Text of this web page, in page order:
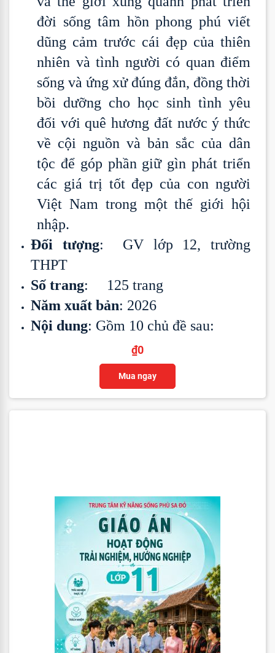
đời sống tâm hồn phong phú viết
dũng cảm trước cái đẹp của thiên
nhiên và tình người có quan điểm
sống và ứng xử đúng đắn, đồng thời
bồi dưỡng cho học sinh tình yêu
đối với quê hương đất nước ý thức
về cội nguồn và bản sắc của dân
tộc để góp phần giữ gìn phát triển
các giá trị tốt đẹp của con người
Việt Nam trong một thế giới hội
nhập.
Đối tượng: GV lớp 12, trường
THPT
Số trang: 125 trang
Năm xuất bản: 2026
Nội dung: Gồm 10 chủ đề sau:
₫0
Mua ngay